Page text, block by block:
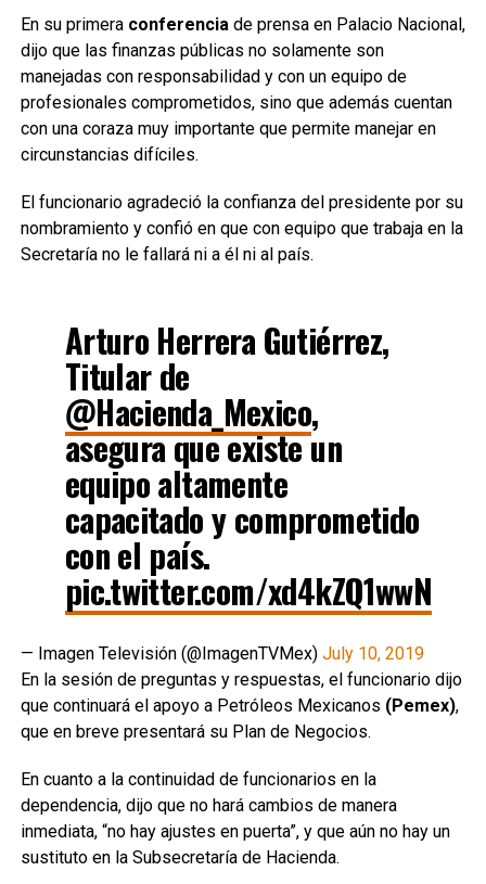
En su primera conferencia de prensa en Palacio Nacional,
dijo que las finanzas públicas no solamente son
manejadas con responsabilidad y con un equipo de
profesionales comprometidos, sino que además cuentan
con una coraza muy importante que permite manejar en
circunstancias difíciles.
El funcionario agradeció la confianza del presidente por su
nombramiento y confió en que con equipo que trabaja en la
Secretaría no le fallará ni a él ni al país.
Arturo Herrera Gutiérrez,
Titular de
@Hacienda_Mexico,
asegura que existe un
equipo altamente
capacitado y comprometido
con el país.
pic.twitter.com/xd4kZQ1wwN
— Imagen Televisión (@ImagenTVMex) July 10, 2019
En la sesión de preguntas y respuestas, el funcionario dijo
que continuará el apoyo a Petróleos Mexicanos (Pemex),
que en breve presentará su Plan de Negocios.
En cuanto a la continuidad de funcionarios en la
dependencia, dijo que no hará cambios de manera
inmediata, “no hay ajustes en puerta”, y que aún no hay un
sustituto en la Subsecretaría de Hacienda.